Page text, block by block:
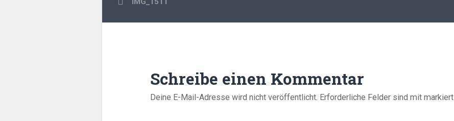
Schreibe einen Kommentar
Deine E-Mail-Adresse wird nicht veröffentlicht. Erforderliche Felder sind mitmarkiert